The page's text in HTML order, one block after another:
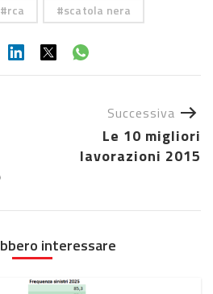
rca scatola nera
Successiva
Le 10 migliori
lavorazioni 2015
interessare